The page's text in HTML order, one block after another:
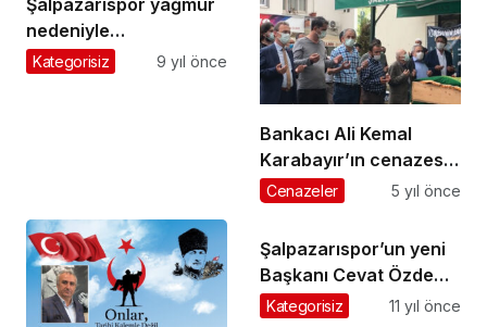
Şalpazarıspor yağmur
nedeniyle
Vakfıkebir’den geri
Kategorisiz 9 yıl önce
Bankacı Ali Kemal
Karabayır’ın cenazesi
Çamkiriş Mahallesi’nde
Cenazeler 5 yıl önce
Şalpazarıspor’un yeni
Başkanı Cevat Özdemir
oldu
Kategorisiz 11 yıl önce